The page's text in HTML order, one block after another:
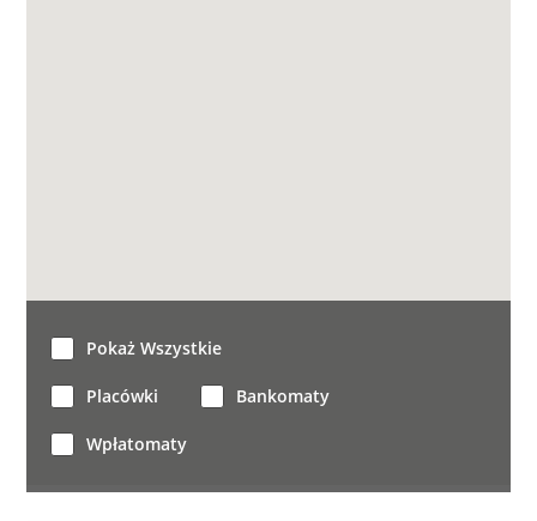
Pokaż Wszystkie
Placówki Bankomaty
Wpłatomaty